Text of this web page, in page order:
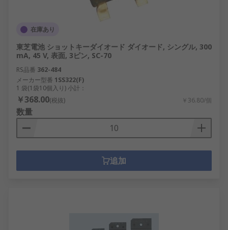
在庫あり
東芝電池 ショットキーダイオード ダイオード, シングル, 300
mA, 45 V, 表面, 3ピン, SC-70
RS品番 362-484
メーカー型番 1SS322(F)
1 袋(1袋10個入り) 小計：
￥368.00(税抜) ￥36.80/個
数量
追加